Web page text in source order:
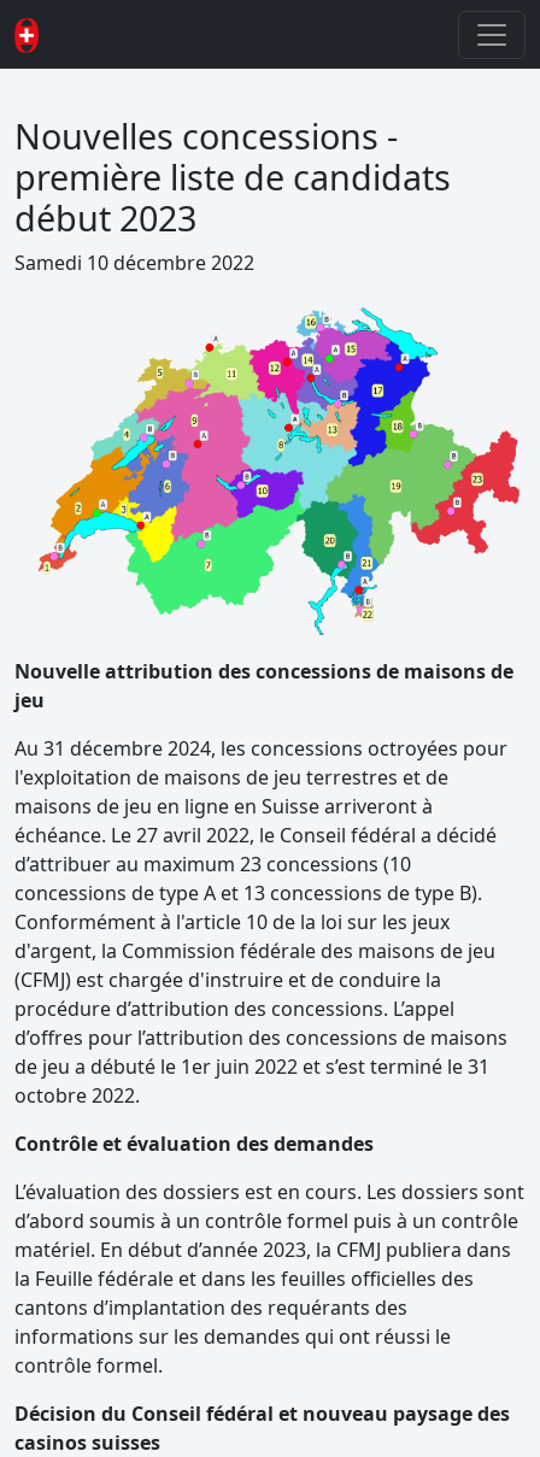
Nouvelles concessions -
première liste de candidats
début 2023
Samedi 10 décembre 2022
Nouvelle attribution des concessions de maisons de
jeu
Au 31 décembre 2024, les concessions octroyées pour
l'exploitation de maisons de jeu terrestres et de
maisons de jeu en ligne en Suisse arriveront à
échéance. Le 27 avril 2022, le Conseil fédéral a décidé
d’attribuer au maximum 23 concessions (10
concessions de type A et 13 concessions de type B).
Conformément à l'article 10 de la loi sur les jeux
d'argent, la Commission fédérale des maisons de jeu
(CFMJ) est chargée d'instruire et de conduire la
procédure d’attribution des concessions. L’appel
d’offres pour l’attribution des concessions de maisons
de jeu a débuté le 1er juin 2022 et s’est terminé le 31
octobre 2022.
Contrôle et évaluation des demandes
L’évaluation des dossiers est en cours. Les dossiers sont
d’abord soumis à un contrôle formel puis à un contrôle
matériel. En début d’année 2023, la CFMJ publiera dans
la Feuille fédérale et dans les feuilles officielles des
cantons d’implantation des requérants des
informations sur les demandes qui ont réussi le
contrôle formel.
Décision du Conseil fédéral et nouveau paysage des
casinos suisses